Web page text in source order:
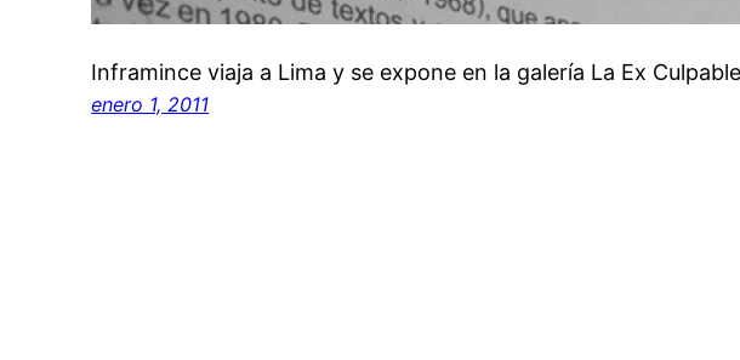
Inframince viaja a Lima y se expone en la galería La Ex Culpable
enero 1, 2011